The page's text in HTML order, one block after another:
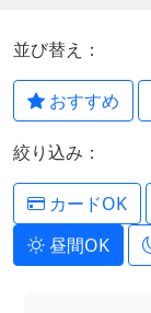
並び替え：
おすすめ
絞り込み：
カードOK
昼間OK